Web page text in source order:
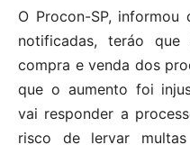
O Procon-SP, informou
notificadas, teráo
compra e venda dos
que o aumento foi
vai responder a
risco de lervar